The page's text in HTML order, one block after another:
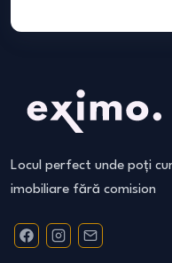
Locul perfect unde poți
imobiliare fără comision